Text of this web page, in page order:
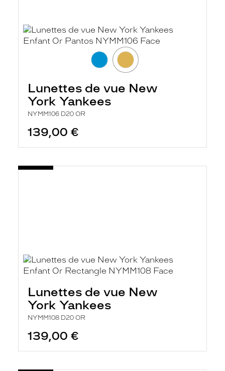
Lunettes de vue New
York Yankees
NYMM106 D20 OR
139,00 €
Lunettes de vue New
York Yankees
NYMM108 D20 OR
139,00 €